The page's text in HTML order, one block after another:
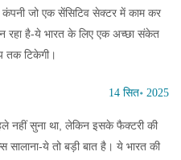
जो एक सेंसिटिव सेक्टर में काम कर
रहा है-ये भारत के लिए एक अच्छा संकेत
टिकेगी।
14 सित॰ 2025
नहीं सुना था, लेकिन इसके फैक्टरी की
सालाना-ये तो बड़ी बात है। ये भारत की